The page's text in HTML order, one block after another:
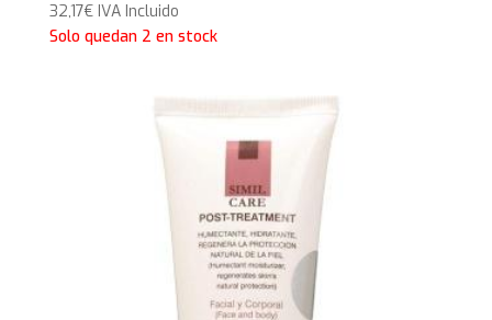
32,17€ IVA Incluido
Solo quedan 2 en stock